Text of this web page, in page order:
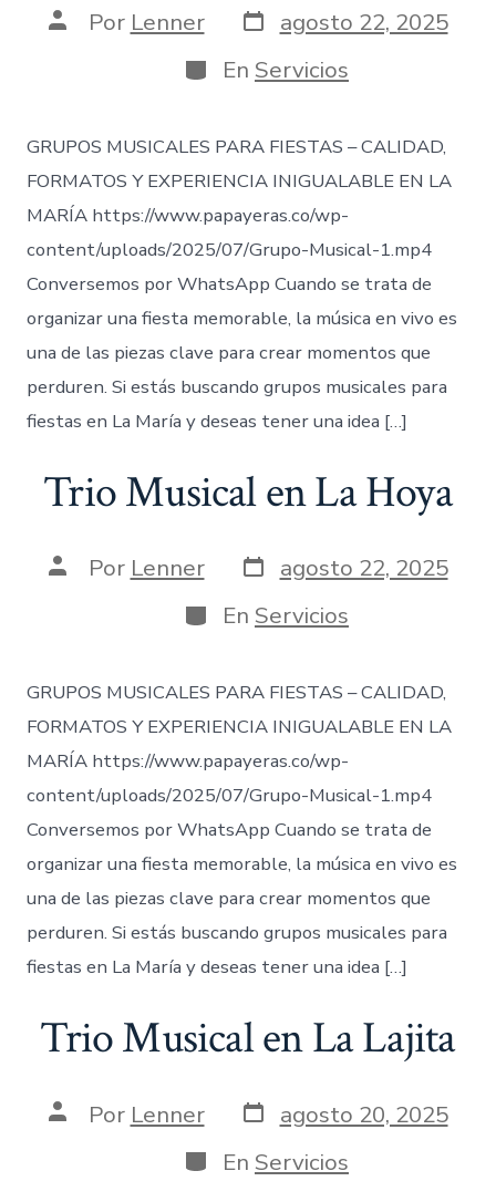
AutorPor Lenner Fecha
de
publicación
agosto 22, 2025
Categorías
En Servicios
GRUPOS MUSICALES PARA FIESTAS – CALIDAD,
FORMATOS Y EXPERIENCIA INIGUALABLE EN LA
MARÍA https://www.papayeras.co/wp-
content/uploads/2025/07/Grupo-Musical-1.mp4
Conversemos por WhatsApp Cuando se trata de
organizar una fiesta memorable, la música en vivo es
una de las piezas clave para crear momentos que
perduren. Si estás buscando grupos musicales para
fiestas en La María y deseas tener una idea […]
Trio Musical en La Hoya
AutorPor Lenner Fecha
de
publicación
agosto 22, 2025
Categorías
En Servicios
GRUPOS MUSICALES PARA FIESTAS – CALIDAD,
FORMATOS Y EXPERIENCIA INIGUALABLE EN LA
MARÍA https://www.papayeras.co/wp-
content/uploads/2025/07/Grupo-Musical-1.mp4
Conversemos por WhatsApp Cuando se trata de
organizar una fiesta memorable, la música en vivo es
una de las piezas clave para crear momentos que
perduren. Si estás buscando grupos musicales para
fiestas en La María y deseas tener una idea […]
Trio Musical en La Lajita
AutorPor Lenner Fecha
de
publicación
agosto 20, 2025
Categorías
En Servicios